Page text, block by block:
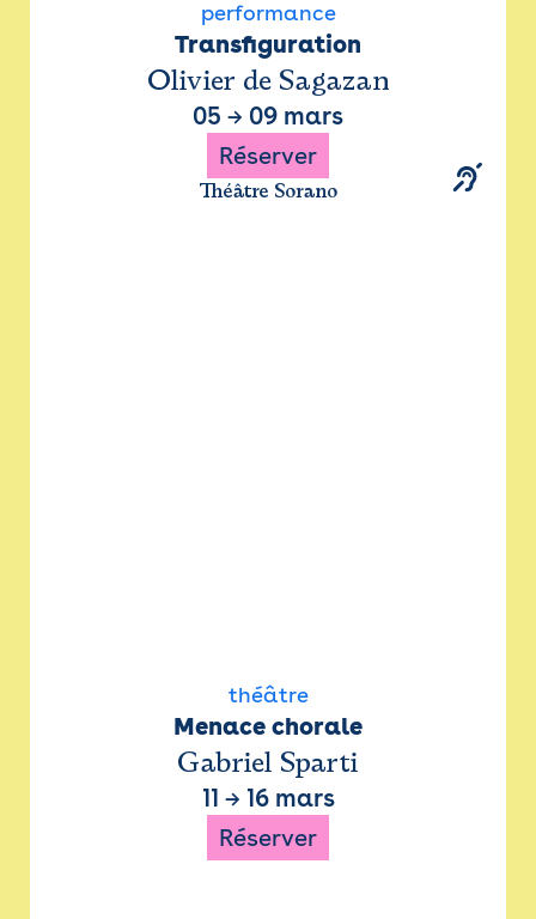
performance
Transfiguration
Olivier de Sagazan
05 → 09 mars
Réserver
Théâtre Sorano
théâtre
Menace chorale
Gabriel Sparti
11 → 16 mars
Réserver